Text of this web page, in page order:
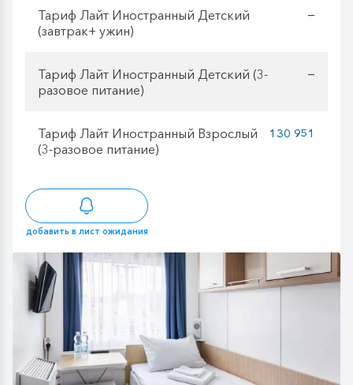
Тариф Лайт Иностранный Детский
(завтрак+ ужин)
—
Тариф Лайт Иностранный Детский (3-
разовое питание)
—
Тариф Лайт Иностранный Взрослый
(3-разовое питание)
130 951
добавить в лист ожидания